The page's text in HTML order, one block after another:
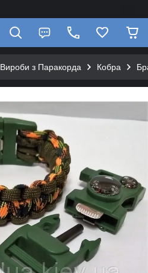
Вироби з Паракорда Кобра